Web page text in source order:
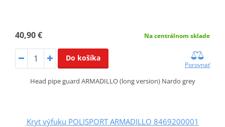
40,90 € Na centrálnom sklade
Do košíka
Porovnať
Head pipe guard ARMADILLO (long version) Nardo grey
Kryt výfuku POLISPORT ARMADILLO 8469200001